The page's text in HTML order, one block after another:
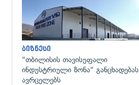
ბიზნესი
"თბილისის თავისუფალი
ინდუსტრიული ზონა" განცხადებას
ავრცელებს